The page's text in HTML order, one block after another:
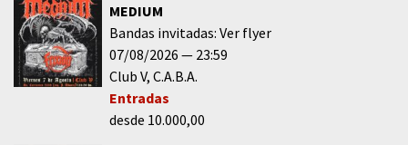
MEDIUM
Bandas invitadas: Ver flyer
07/08/2026
23:59
Club V C.A.B.A.
Entradas
desde 10.000,00